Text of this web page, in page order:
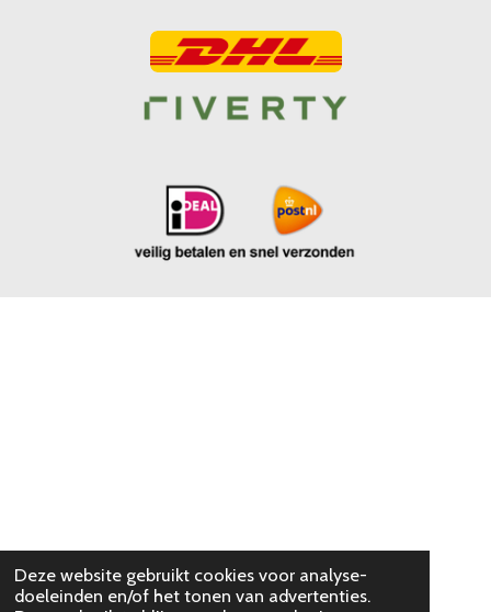
Deze website gebruikt cookies voor analyse-
doeleinden en/of het tonen van advertenties.